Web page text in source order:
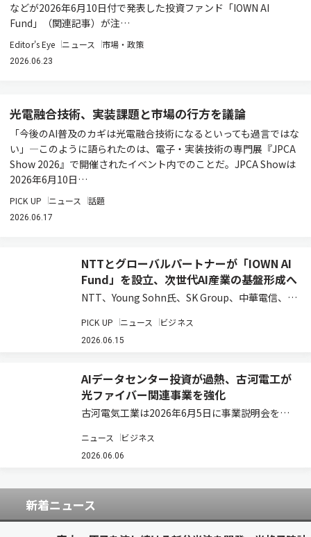
などが2026年6月10日付で発表した投資ファンド「IOWN AI
Fund」（関連記事）が注…
Editor's Eye ニュース 市場・政策
2026.06.23
光電融合技術、実装課題と市場の行方を議論
「今後のAI普及のカギは光電融合技術になるといっても過言ではな
い」―このように語られたのは、電子・実装技術の専門展『JPCA
Show 2026』で開催されたイベント内でのことだ。JPCA Showは
2026年6月10日…
PICK UP ニュース 話題
2026.06.17
NTTとグローバルパートナーが「IOWN AI
Fund」を設立、次世代AI産業の基盤形成へ
NTT、Young Sohn氏、SK Group、中華電信、お
投資を通じてIOWNエコシステムの構築と新たな
事業創出を目指す投資ファンド「IOWN AI
PICK UP ニュース ビジネス
2026.06.15
AIデータセンター投資が過熱、古河電工が
光ファイバー関連事業を強化
古河電気工業は2026年6月5日に事業説明会を開
発表した。 光ソリューション領域長の浅尾真史氏
は、2030年に向け「革新的な光ソリューション
ニュース ビジネス
2026.06.06
新着ニュース